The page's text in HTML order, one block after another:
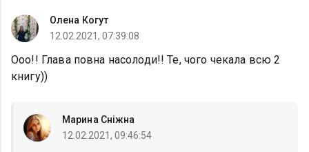
Олена Когут
12.02.2021, 07:39:08
Ооо!! Глава повна насолоди!! Те, чого чекала всю 2
книгу))
Марина Сніжна
12.02.2021, 09:46:54